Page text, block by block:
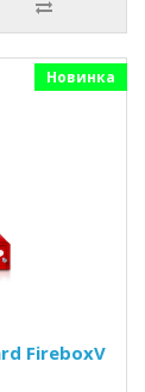
Новинка
FireboxV